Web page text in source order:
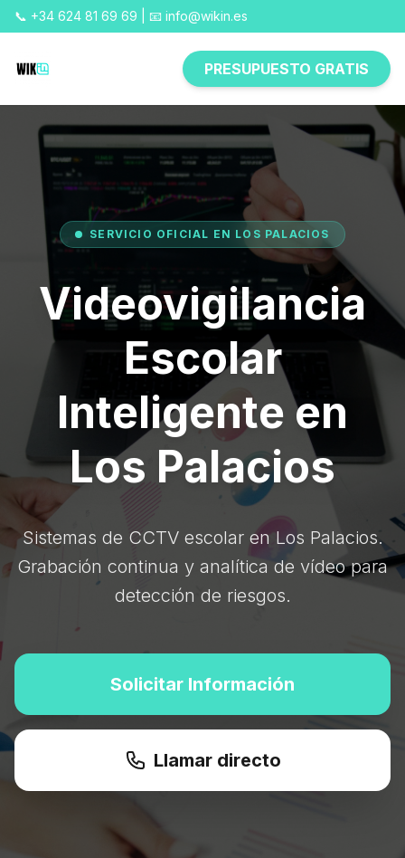
📞 +34 624 81 69 69 | 📧 info@wikin.es
PRESUPUESTO GRATIS
SERVICIO OFICIAL EN LOS PALACIOS
Videovigilancia
Escolar
Inteligente en
Los Palacios
Sistemas de CCTV escolar en Los Palacios.
Grabación continua y analítica de vídeo para
detección de riesgos.
Solicitar Información
Llamar directo